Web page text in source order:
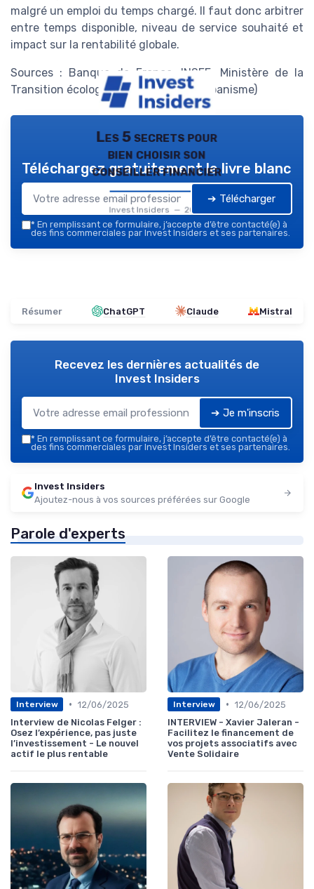
malgré un emploi du temps chargé. Il faut donc arbitrer
entre temps disponible, niveau de service souhaité et
impact sur la rentabilité globale.
Sources : Banque de France, INSEE, Ministère de la
Transition écologique (logement et urbanisme)
Les 5 secrets pour
bien choisir son
conseiller financier
Invest Insiders — 2026
Téléchargez gratuitement le livre blanc
➔ Télécharger
* En remplissant ce formulaire, j’accepte d’être contacté(e) à
des fins commerciales par Invest Insiders et ses partenaires.
Résumer ChatGPT Claude Mistral
Recevez les dernières actualités de
Invest Insiders
➔ Je m'inscris
* En remplissant ce formulaire, j’accepte d’être contacté(e) à
des fins commerciales par Invest Insiders et ses partenaires.
Invest Insiders
Ajoutez-nous à vos sources préférées sur Google
Parole d'experts
Interview • 12/06/2025
Interview de Nicolas Felger :
Osez l’expérience, pas juste
l’investissement - Le nouvel
actif le plus rentable
Interview • 12/06/2025
INTERVIEW - Xavier Jaleran -
Facilitez le financement de
vos projets associatifs avec
Vente Solidaire